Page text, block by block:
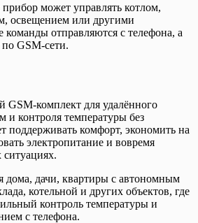
может управлять котлом,
освещением или другими
команды отправляются с телефона, а
GSM-сети.
комплект для удалённого
и контроля температуры без
поддерживать комфорт, экономить на
электропитание и вовремя
ситуациях.
дома, дачи, квартиры с автономным
котельной и других объектов, где
контроль температуры и
с телефона.